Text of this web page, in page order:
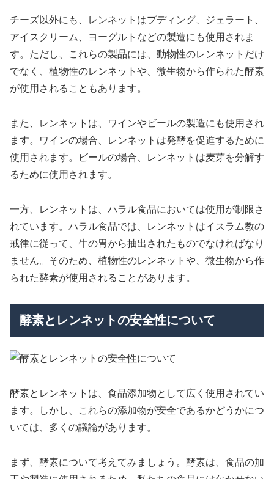
チーズ以外にも、レンネットはプディング、ジェラート、
アイスクリーム、ヨーグルトなどの製造にも使用されま
す。ただし、これらの製品には、動物性のレンネットだけ
でなく、植物性のレンネットや、微生物から作られた酵素
が使用されることもあります。
また、レンネットは、ワインやビールの製造にも使用され
ます。ワインの場合、レンネットは発酵を促進するために
使用されます。ビールの場合、レンネットは麦芽を分解す
るために使用されます。
一方、レンネットは、ハラル食品においては使用が制限さ
れています。ハラル食品では、レンネットはイスラム教の
戒律に従って、牛の胃から抽出されたものでなければなり
ません。そのため、植物性のレンネットや、微生物から作
られた酵素が使用されることがあります。
酵素とレンネットの安全性について
酵素とレンネットは、食品添加物として広く使用されてい
ます。しかし、これらの添加物が安全であるかどうかにつ
いては、多くの議論があります。
まず、酵素について考えてみましょう。酵素は、食品の加